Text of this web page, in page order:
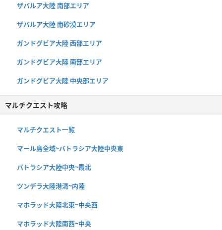
ザバルア大陸 南部エリア
ザバルア大陸 南砂漠エリア
ガンドグビア大陸 西部エリア
ガンドグビア大陸 南部エリア
ガンドグビア大陸 中央部エリア
マルチクエスト攻略
マルチクエスト一覧
マール島全域~バトラシア大陸中央東
バトラシア大陸中央~最北
ツンデラ大陸港湾~内陸
マホラッド大陸北東~中央西
マホラッド大陸南西~中央